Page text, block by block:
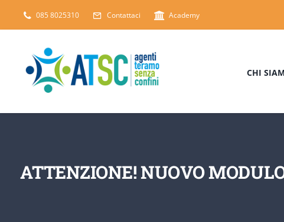
085 8025310 Contattaci Academy
CHI
ATTENZIONE! NUOVO